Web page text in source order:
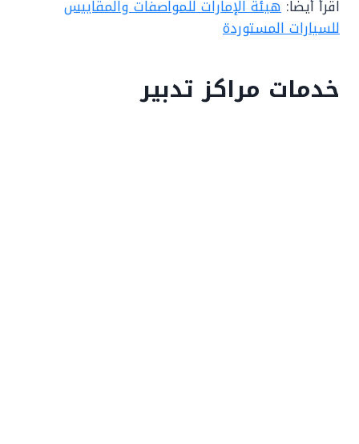
اقرأ أيضاً: هيئة الإمارات للمواصفات والمقاييس
للسيارات المستوردة
خدمات مراكز تدبير